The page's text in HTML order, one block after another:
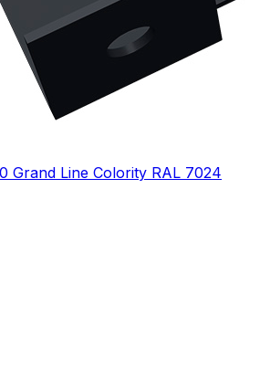
Grand Line Colority RAL 7024